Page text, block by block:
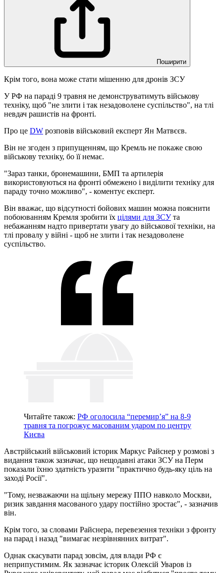
Поширити
Крім того, вона може стати мішенню для дронів ЗСУ
У РФ на параді 9 травня не демонструватимуть військову
техніку, щоб "не злити і так незадоволене суспільство", на тлі
невдач рашистів на фронті.
Про це DW розповів військовий експерт Ян Матвєєв.
Він не згоден з припущенням, що Кремль не покаже свою
військову техніку, бо її немає.
"Зараз танки, бронемашини, БМП та артилерія
використовуються на фронті обмежено і виділити техніку для
параду точно можливо", - коментує експерт.
Він вважає, що відсутності бойових машин можна пояснити
побоюванням Кремля зробити їх цілями для ЗСУта
небажанням надто привертати увагу до військової техніки, на
тлі провалу у війні - щоб не злити і так незадоволене
суспільство.
Читайте також: РФ оголосила “перемир’я” на 8-9
травня та погрожує масованим ударом по центру
Києва
Австрійський військовий історик Маркус Райснер у розмові з
видання також зазначає, що нещодавні атаки ЗСУ на Перм
показали їхню здатність уразити "практично будь-яку ціль на
заході Росії".
"Тому, незважаючи на щільну мережу ППО навколо Москви,
ризик завдання масованого удару постійно зростає", - зазначив
він.
Крім того, за словами Райснера, перевезення техніки з фронту
на парад і назад "вимагає незрівнянних витрат".
Однак скасувати парад зовсім, для влади РФ є
неприпустимим. Як зазначає історик Олексій Уваров із